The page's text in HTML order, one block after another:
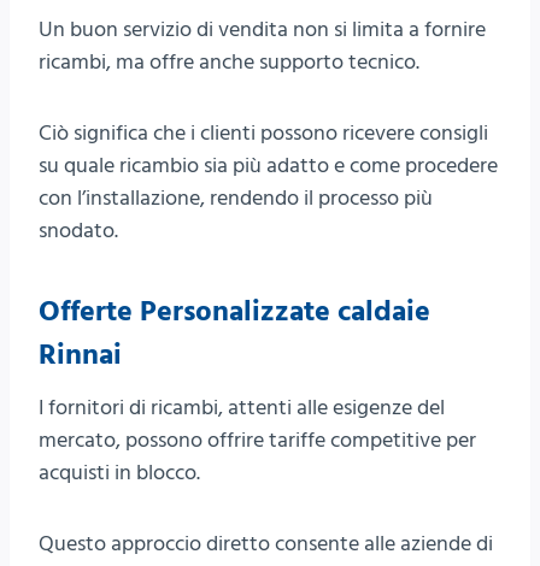
Un buon servizio di vendita non si limita a fornire
ricambi, ma offre anche supporto tecnico.
Ciò significa che i clienti possono ricevere consigli
su quale ricambio sia più adatto e come procedere
con l’installazione, rendendo il processo più
snodato.
Offerte Personalizzate caldaie
Rinnai
I fornitori di ricambi, attenti alle esigenze del
mercato, possono offrire tariffe competitive per
acquisti in blocco.
Questo approccio diretto consente alle aziende di